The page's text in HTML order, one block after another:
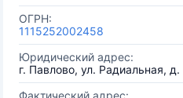
ОГРН:
1115252002458
Юридический адрес:
г. Павлово, ул. Радиальная, д.
Фактический адрес: